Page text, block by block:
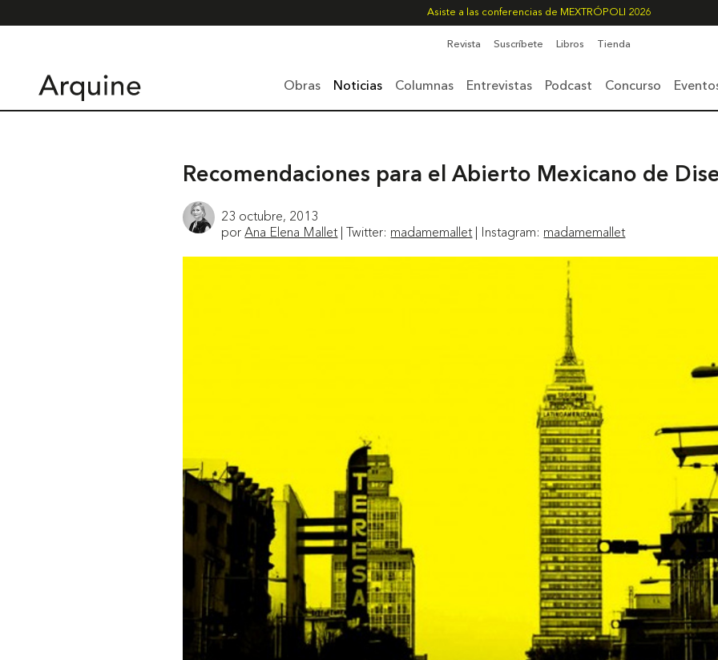
Asiste a las conferencias de MEXTRÓPOLI 2026
Revista Suscríbete Libros Tienda
Obras Noticias Columnas Entrevistas Podcast Concurso
Recomendaciones para el Abierto Mexicano de
23 octubre, 2013
porAna Elena Mallet | Twitter: madamemallet | Instagram: madamemallet